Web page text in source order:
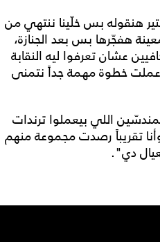
هنقوله بس خلّينا ننتهي من
هفجّرها بس بعد الجنازة،
عشان تعرفوا ليه النقابة
عملت خطوة مهمة جداً نتمنى
اللي بيعملوا ترندات
تقريباً رصدت مجموعة منهم
دي".